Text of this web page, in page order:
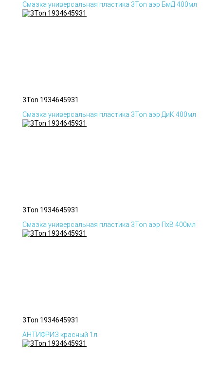
Смазка универсальная пластика 3Ton аэр БмД 400мл
3Ton 1934645931
Смазка универсальная пластика 3Ton аэр ДиК 400мл
3Ton 1934645931
Смазка универсальная пластика 3Ton аэр ПхВ 400мл
3Ton 1934645931
АНТИФРИЗ красный 1л.